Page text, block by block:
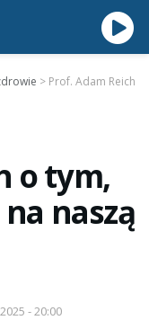
> Prof. Adam Reich
o tym,
na naszą
- 20:00